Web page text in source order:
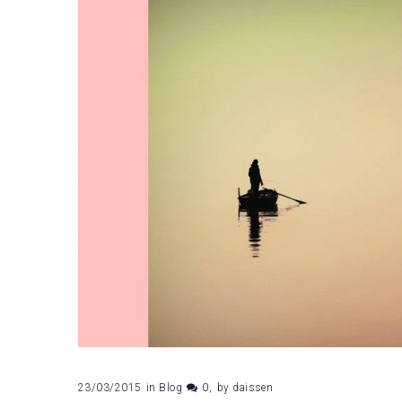
23/03/2015 in Blog 0 by daissen